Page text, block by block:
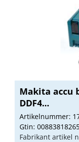
Makita accu
DDF4...
Artikelnummer:
Gtin:
Fabrikant artikel